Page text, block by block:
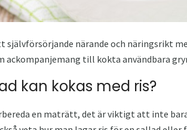
självförsörjande närande och näringsrikt
ackompanjemang till kokta användbara
kan kokas med ris?
en maträtt, det är viktigt att inte